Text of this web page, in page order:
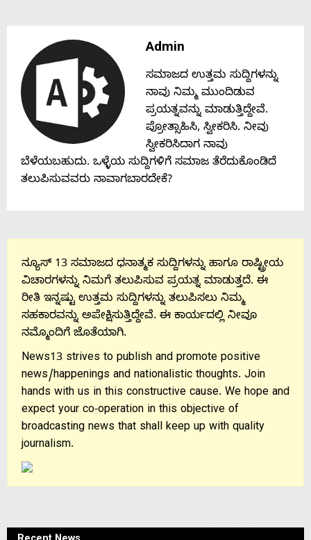
Admin
ಸಮಾಜದ ಉತ್ತಮ ಸುದ್ದಿಗಳನ್ನು
ನಾವು ನಿಮ್ಮ ಮುಂದಿಡುವ
ಪ್ರಯತ್ನವನ್ನು ಮಾಡುತ್ತಿದ್ದೇವೆ.
ಪ್ರೋತ್ಸಾಹಿಸಿ, ಸ್ವೀಕರಿಸಿ. ನೀವು
ಸ್ವೀಕರಿಸಿದಾಗ ನಾವು
ಬೆಳೆಯಬಹುದು. ಒಳ್ಳೆಯ ಸುದ್ದಿಗಳಿಗೆ ಸಮಾಜ ತೆರೆದುಕೊಂಡಿದೆ
ತಲುಪಿಸುವವರು ನಾವಾಗಬಾರದೇಕೆ?
ನ್ಯೂಸ್ 13 ಸಮಾಜದ ಧನಾತ್ಮಕ ಸುದ್ದಿಗಳನ್ನು ಹಾಗೂ ರಾಷ್ಟ್ರೀಯ
ವಿಚಾರಗಳನ್ನು ನಿಮಗೆ ತಲುಪಿಸುವ ಪ್ರಯತ್ನ ಮಾಡುತ್ತದೆ. ಈ
ರೀತಿ ಇನ್ನಷ್ಟು ಉತ್ತಮ ಸುದ್ದಿಗಳನ್ನು ತಲುಪಿಸಲು ನಿಮ್ಮ
ಸಹಕಾರವನ್ನು ಅಪೇಕ್ಷಿಸುತ್ತಿದ್ದೇವೆ. ಈ ಕಾರ್ಯದಲ್ಲಿ ನೀವೂ
ನಮ್ಮೊಂದಿಗೆ ಜೊತೆಯಾಗಿ.
News13 strives to publish and promote positive
news/happenings and nationalistic thoughts. Join
hands with us in this constructive cause. We hope and
expect your co-operation in this objective of
broadcasting news that shall keep up with quality
journalism.